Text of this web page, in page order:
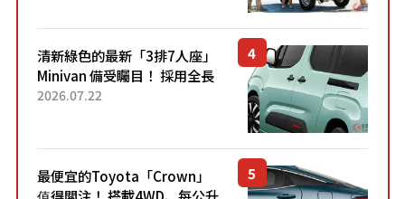
清新綠色的最新「3排7人座」
Minivan 備受矚目！ 採用全長
4.7公尺剛剛好的車身尺寸與
2026.07.22
最便宜的Toyota「Crown」